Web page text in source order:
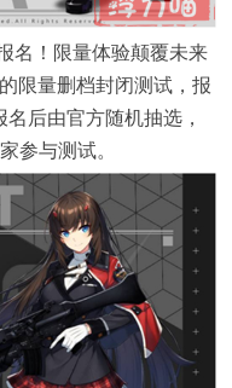
名！限量体验颠覆未来
限量删档封闭测试，报
后由官方随机抽选，
参与测试。